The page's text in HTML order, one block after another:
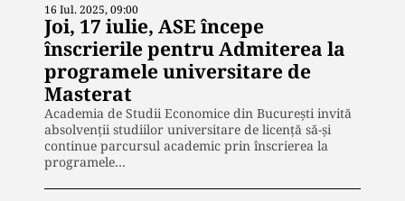
16 Iul. 2025, 09:00
Joi, 17 iulie, ASE începe
înscrierile pentru Admiterea la
programele universitare de
Masterat
Academia de Studii Economice din București invită
absolvenții studiilor universitare de licență să-și
continue parcursul academic prin înscrierea la
programele…